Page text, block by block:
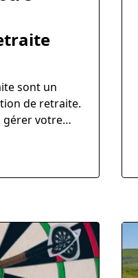
sont un
de retraite.
gérer votre